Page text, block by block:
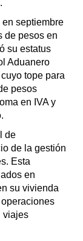
septiembre
de pesos en
su estatus
Aduanero
tope para
pesos
en IVA y
de
de la gestión
Esta
en
su vivienda
viajes